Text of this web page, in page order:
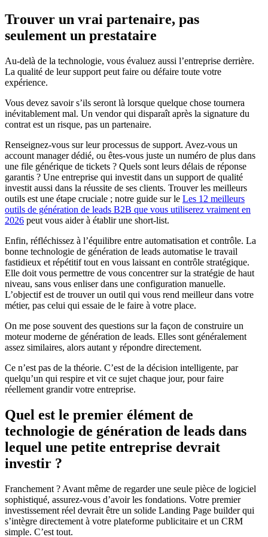
Trouver un vrai partenaire, pas
seulement un prestataire
Au-delà de la technologie, vous évaluez aussi l’entreprise derrière.
La qualité de leur support peut faire ou défaire toute votre
expérience.
Vous devez savoir s’ils seront là lorsque quelque chose tournera
inévitablement mal. Un vendor qui disparaît après la signature du
contrat est un risque, pas un partenaire.
Renseignez-vous sur leur processus de support. Avez-vous un
account manager dédié, ou êtes-vous juste un numéro de plus dans
une file générique de tickets ? Quels sont leurs délais de réponse
garantis ? Une entreprise qui investit dans un support de qualité
investit aussi dans la réussite de ses clients. Trouver les meilleurs
outils est une étape cruciale ; notre guide sur le Les 12 meilleurs
outils de génération de leads B2B que vous utiliserez vraiment en
2026 peut vous aider à établir une short-list.
Enfin, réfléchissez à l’équilibre entre automatisation et contrôle. La
bonne technologie de génération de leads automatise le travail
fastidieux et répétitif tout en vous laissant en contrôle stratégique.
Elle doit vous permettre de vous concentrer sur la stratégie de haut
niveau, sans vous enliser dans une configuration manuelle.
L’objectif est de trouver un outil qui vous rend meilleur dans votre
métier, pas celui qui essaie de le faire à votre place.
On me pose souvent des questions sur la façon de construire un
moteur moderne de génération de leads. Elles sont généralement
assez similaires, alors autant y répondre directement.
Ce n’est pas de la théorie. C’est de la décision intelligente, par
quelqu’un qui respire et vit ce sujet chaque jour, pour faire
réellement grandir votre entreprise.
Quel est le premier élément de
technologie de génération de leads dans
lequel une petite entreprise devrait
investir ?
Franchement ? Avant même de regarder une seule pièce de logiciel
sophistiqué, assurez-vous d’avoir les fondations. Votre premier
investissement réel devrait être un solide Landing Page builder qui
s’intègre directement à votre plateforme publicitaire et un CRM
simple. C’est tout.